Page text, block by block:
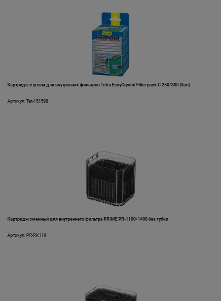
Картридж с углем для внутренних фильтров Tetra EasyCrystal Filter pack С 250/300 (3шт)
Артикул: Tet-151598
Картридж сменный для внутреннего фильтра PRIME PR-1100/1400 без губки
Артикул: PR-RK119